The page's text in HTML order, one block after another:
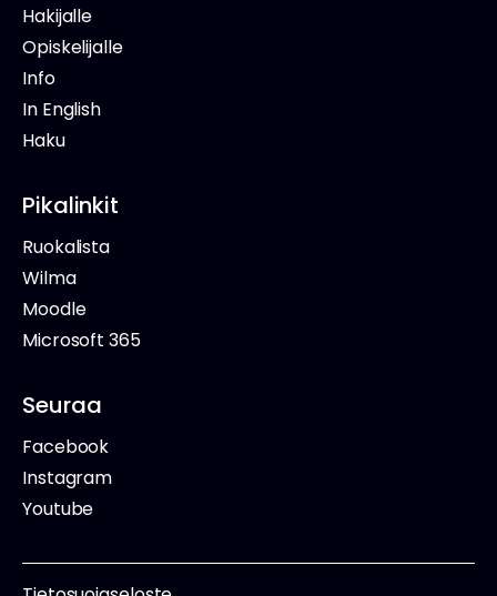
Hakijalle
Opiskelijalle
Info
In English
Haku
Pikalinkit
Ruokalista
Wilma
Moodle
Microsoft 365
Seuraa
Facebook
Instagram
Youtube